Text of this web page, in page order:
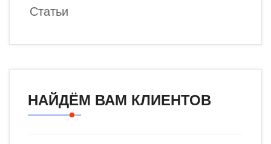
Статьи
НАЙДЁМ ВАМ КЛИЕНТОВ